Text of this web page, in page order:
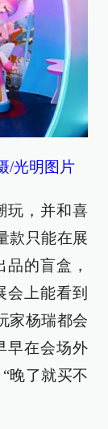
/光明图片
玩，并和喜
款只能在展
的盲盒，
会上能看到
家杨瑞都会
早在会场外
晚了就买不